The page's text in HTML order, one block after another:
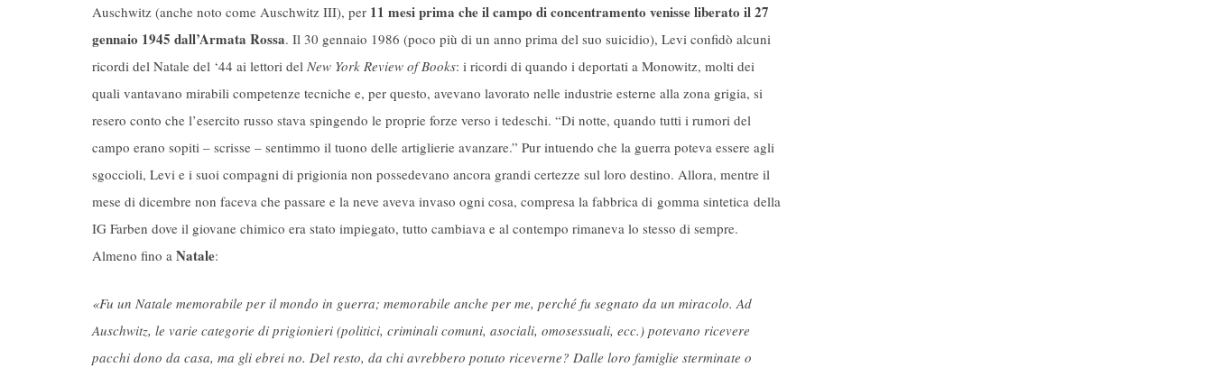
Auschwitz (anche noto come Auschwitz III), per 11 mesi prima che il campo di concentramento venisse liberato il 27
gennaio 1945 dall’Armata Rossa. Il 30 gennaio 1986 (poco più di un anno prima del suo suicidio), Levi confidò alcuni
ricordi del Natale del ‘44 ai lettori del New York Review of Books: i ricordi di quando i deportati a Monowitz, molti dei
quali vantavano mirabili competenze tecniche e, per questo, avevano lavorato nelle industrie esterne alla zona grigia, si
resero conto che l’esercito russo stava spingendo le proprie forze verso i tedeschi. “Di notte, quando tutti i rumori del
campo erano sopiti – scrisse – sentimmo il tuono delle artiglierie avanzare.” Pur intuendo che la guerra poteva essere agli
sgoccioli, Levi e i suoi compagni di prigionia non possedevano ancora grandi certezze sul loro destino. Allora, mentre il
mese di dicembre non faceva che passare e la neve aveva invaso ogni cosa, compresa la fabbrica di gomma sintetica della
IG Farben dove il giovane chimico era stato impiegato, tutto cambiava e al contempo rimaneva lo stesso di sempre.
Almeno fino a Natale:
«Fu un Natale memorabile per il mondo in guerra; memorabile anche per me, perché fu segnato da un miracolo. Ad
Auschwitz, le varie categorie di prigionieri (politici, criminali comuni, asociali, omosessuali, ecc.) potevano ricevere
pacchi dono da casa, ma gli ebrei no. Del resto, da chi avrebbero potuto riceverne? Dalle loro famiglie sterminate o